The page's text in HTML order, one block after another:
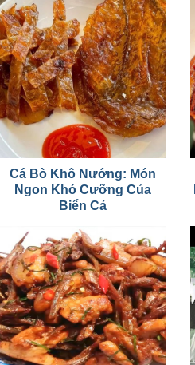
Cá Bò Khô Nướng: Món
Ngon Khó Cưỡng Của
Biển Cả